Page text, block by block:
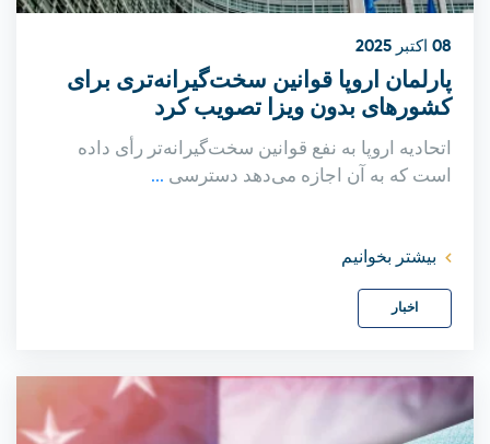
08 اکتبر 2025
پارلمان اروپا قوانین سخت‌گیرانه‌تری برای
کشورهای بدون ویزا تصویب کرد
اتحادیه اروپا به نفع قوانین سخت‌گیرانه‌تر رأی داده
است که به آن اجازه می‌دهد دسترسی ...
بیشتر بخوانیم
اخبار